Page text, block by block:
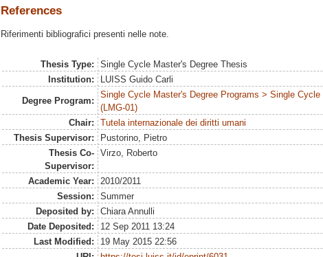
References
Riferimenti bibliografici presenti nelle note.
Thesis Type:
Single Cycle Master's Degree Thesis
Institution:
LUISS Guido Carli
Degree Program:
Single Cycle Master's Degree Programs > Single
(LMG-01)
Chair:
Tutela internazionale dei diritti umani
Thesis Supervisor:
Pustorino, Pietro
Thesis Co-
Supervisor:
Virzo, Roberto
Academic Year:
2010/2011
Session:
Summer
Deposited by:
Chiara Annulli
Date Deposited:
12 Sep 2011 13:24
Last Modified:
19 May 2015 22:56